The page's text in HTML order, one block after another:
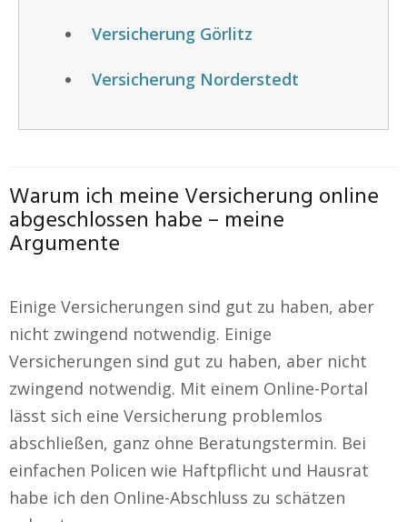
Versicherung Görlitz
Versicherung Norderstedt
Warum ich meine Versicherung online
abgeschlossen habe – meine
Argumente
Einige Versicherungen sind gut zu haben, aber
nicht zwingend notwendig. Einige
Versicherungen sind gut zu haben, aber nicht
zwingend notwendig. Mit einem Online-Portal
lässt sich eine Versicherung problemlos
abschließen, ganz ohne Beratungstermin. Bei
einfachen Policen wie Haftpflicht und Hausrat
habe ich den Online-Abschluss zu schätzen